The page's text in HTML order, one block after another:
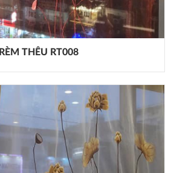
RÈM THÊU RT008